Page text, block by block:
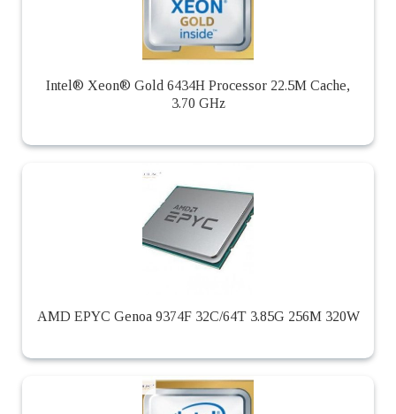
Intel® Xeon® Gold 6434H Processor 22.5M Cache,
3.70 GHz
AMD EPYC Genoa 9374F 32C/64T 3.85G 256M 320W